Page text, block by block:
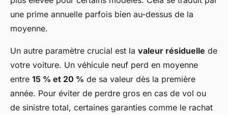
une prime annuelle parfois bien au-dessus de la
moyenne.
Un autre paramètre crucial est la valeur résiduelle de
votre voiture. Un véhicule neuf perd en moyenne
entre 15 % et 20 % de sa valeur dès la première
année. Pour éviter de perdre gros en cas de vol ou
de sinistre total, certaines garanties comme le rachat